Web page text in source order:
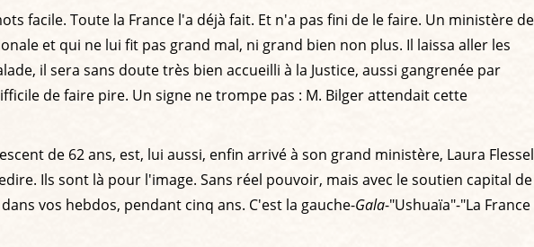
facile. Toute la France l'a déjà fait. Et n'a pas fini de le faire. Un ministère de
et qui ne lui fit pas grand mal, ni grand bien non plus. Il laissa aller les
il sera sans doute très bien accueilli à la Justice, aussi gangrenée par
de faire pire. Un signe ne trompe pas : M. Bilger attendait cette
de 62 ans, est, lui aussi, enfin arrivé à son grand ministère, Laura Flessel
Ils sont là pour l'image. Sans réel pouvoir, mais avec le soutien capital de
vos hebdos, pendant cinq ans. C'est la gauche-Gala-"Ushuaïa"-"La France